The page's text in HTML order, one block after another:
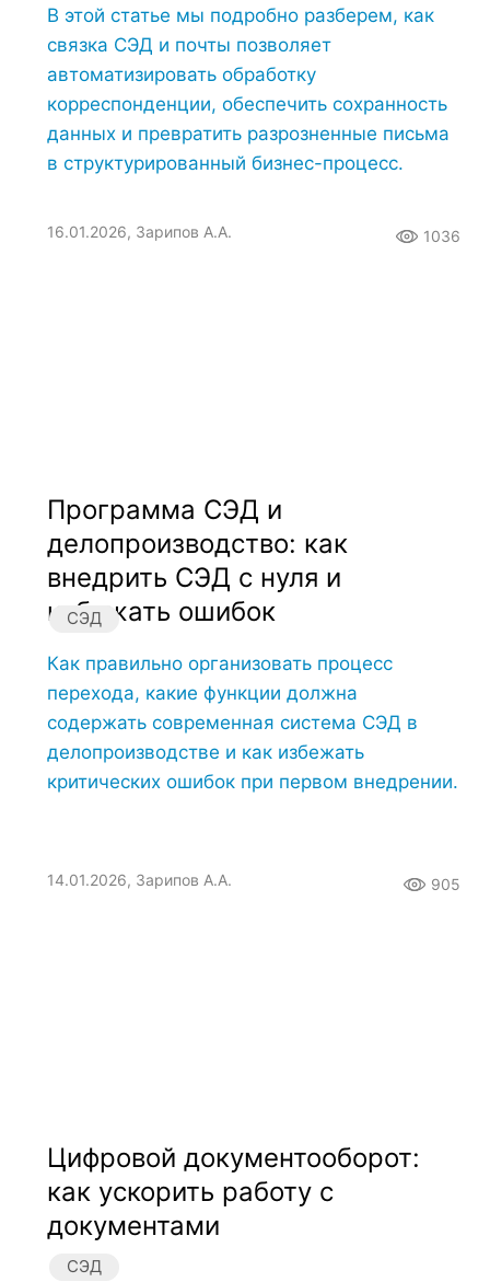
В этой статье мы подробно разберем, как
связка СЭД и почты позволяет
автоматизировать обработку
корреспонденции, обеспечить сохранность
данных и превратить разрозненные письма
в структурированный бизнес-процесс.
16.01.2026, Зарипов А.А. 1036
Программа СЭД и
делопроизводство: как
внедрить СЭД с нуля и
избежать ошибок
СЭД
Как правильно организовать процесс
перехода, какие функции должна
содержать современная система СЭД в
делопроизводстве и как избежать
критических ошибок при первом внедрении.
14.01.2026, Зарипов А.А. 905
Цифровой документооборот:
как ускорить работу с
документами
СЭД